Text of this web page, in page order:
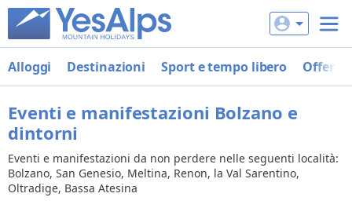
Alloggi Destinazioni Sport e tempo libero Offerte
Eventi e manifestazioni Bolzano e
dintorni
Eventi e manifestazioni da non perdere nelle seguenti località:
Bolzano, San Genesio, Meltina, Renon, la Val Sarentino,
Oltradige, Bassa Atesina